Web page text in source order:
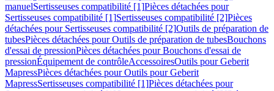
manuelSertisseuses compatibilité [1]Pièces détachées pour
Sertisseuses compatibilité [1]Sertisseuses compatibilité [2]Pièces
détachées pour Sertisseuses compatibilité [2]Outils de préparation de
tubesPièces détachées pour Outils de préparation de tubesBouchons
d'essai de pressionPièces détachées pour Bouchons d'essai de
pressionÉquipement de contrôleAccessoiresOutils pour Geberit
MapressPièces détachées pour Outils pour Geberit
MapressSertisseuses compatibilité [1]Pièces détachées pour